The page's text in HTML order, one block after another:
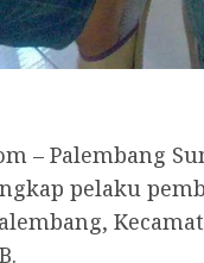
– Palembang
pelaku